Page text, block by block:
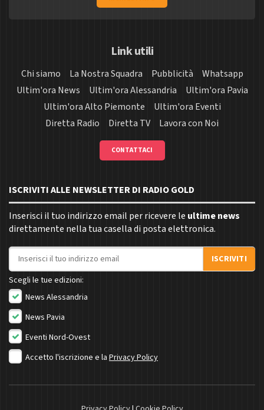
Link utili
Chi siamo La Nostra Squadra Pubblicità
Whatsapp
Ultim'ora News
Ultim'ora Alessandria
Ultim'ora Pavia
Ultim'ora Alto Piemonte
Ultim'ora Eventi
Diretta Radio
Diretta TV Lavora con Noi
CONTATTACI
ISCRIVITI ALLE NEWSLETTER DI RADIO GOLD
Inserisci il tuo indirizzo email per ricevere le ultime news
direttamente nella tua casella di posta elettronica.
Indirizzo email
ISCRIVITI
Scegli le tue edizioni:
News Alessandria
News Pavia
Eventi Nord-Ovest
Accetto l'iscrizione e la Privacy Policy